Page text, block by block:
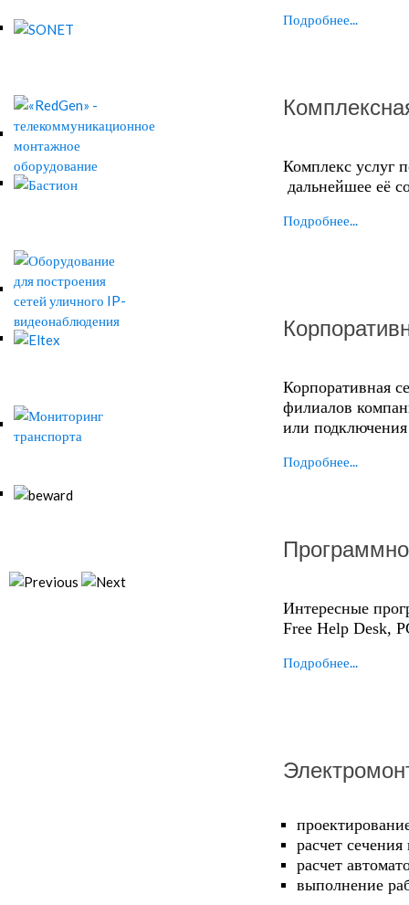
Подробнее...
Комплекс услуг
дальнейшее её
Подробнее...
Корпоративная
филиалов
или
Подробнее...
Интересные
Free Help Desk,
Подробнее...
расчет
расчет
выполнение